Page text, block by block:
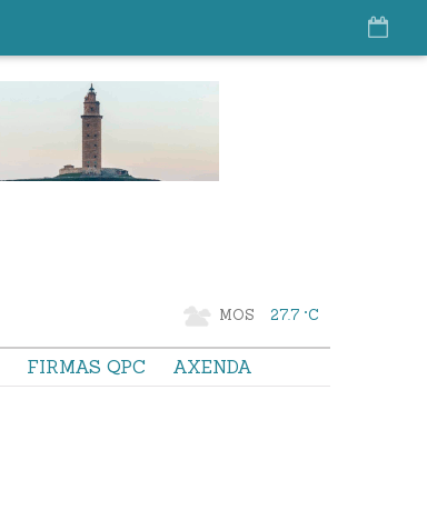
MOS 27.7 °C
FIRMAS QPC AXENDA